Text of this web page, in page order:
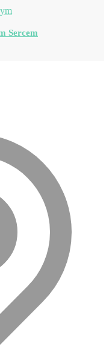
Sercem